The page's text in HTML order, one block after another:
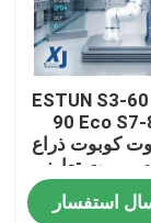
ESTUN S3-
90 Eco
كوبوت ذراع
تعاوني
CNGBS محرك تحديد
استفسار